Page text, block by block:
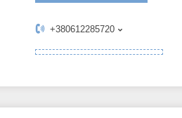
+380612285720